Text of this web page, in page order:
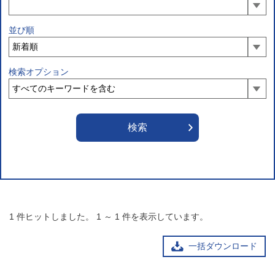
並び順
検索オプション
1 件ヒットしました。 1 ～ 1 件を表示しています。
一括ダウンロード